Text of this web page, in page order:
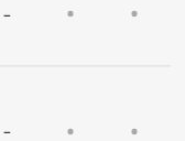
-
-